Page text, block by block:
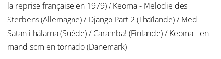
la reprise française en 1979) / Keoma - Melodie des
Sterbens (Allemagne) / Django Part 2 (Thaïlande) / Med
Satan i hälarna (Suède) / Caramba! (Finlande) / Keoma - en
mand som en tornado (Danemark)